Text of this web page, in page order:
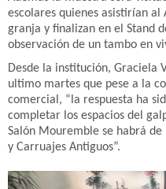
escolares quienes asistirían
granja y finalizan en el Stand
observación de un tambo en
Desde la institución, Graciela
ultimo martes que pese a la
comercial, “la respuesta ha
completar los espacios del
Salón Mouremble se habrá
y Carruajes Antiguos”.